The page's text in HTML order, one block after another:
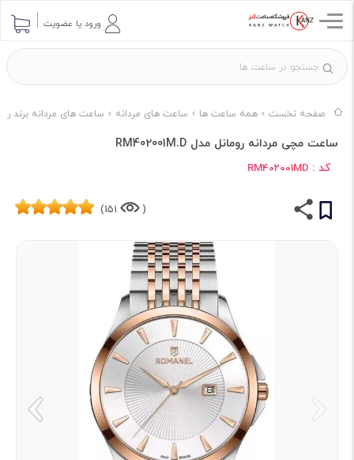
ورود یا عضویت
صفحه نخست همه ساعت ها ساعت های مردانه ساعت های مردانه برند
ساعت مچی مردانه رومانل مدل RM402001M.D
کد : RM402001MD
(
151)